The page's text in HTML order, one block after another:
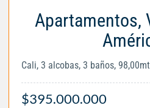
Apartamentos,
Cali, 3 alcobas, 3 baños,
$395.000.000